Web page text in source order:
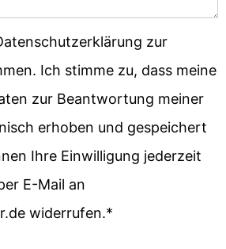
zur
Ich stimme zu, dass meine
zur Beantwortung meiner
erhoben und gespeichert
Ihre Einwilligung jederzeit
E-Mail an
widerrufen.*